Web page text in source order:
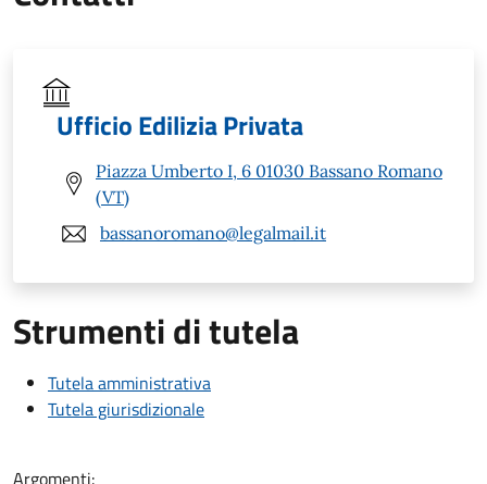
Ufficio Edilizia Privata
Piazza Umberto I, 6 01030 Bassano Romano
(VT)
bassanoromano@legalmail.it
Strumenti di tutela
Tutela amministrativa
Tutela giurisdizionale
Argomenti: